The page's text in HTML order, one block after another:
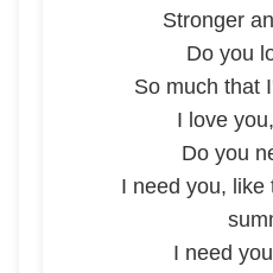
Stronger
Do you
So much that
I love
Do you
I need you, like
I need